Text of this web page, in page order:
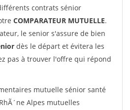
contrats sénior
COMPARATEUR MUTUELLE.
le senior s'assure de bien
dès le départ et évitera les
pas à trouver l'offre qui répond
mutuelle sénior santé
Alpes mutuelles